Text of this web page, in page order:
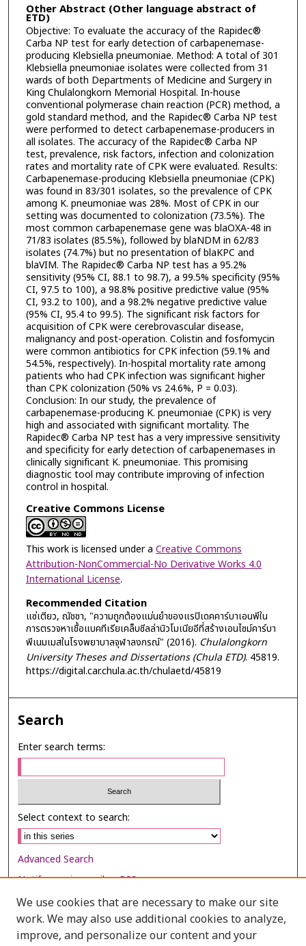
Other Abstract (Other language abstract of
ETD)
Objective: To evaluate the accuracy of the Rapidec®
Carba NP test for early detection of carbapenemase-
producing Klebsiella pneumoniae. Method: A total of 301
Klebsiella pneumoniae isolates were collected from 31
wards of both Departments of Medicine and Surgery in
King Chulalongkorn Memorial Hospital. In-house
conventional polymerase chain reaction (PCR) method, a
gold standard method, and the Rapidec® Carba NP test
were performed to detect carbapenemase-producers in
all isolates. The accuracy of the Rapidec® Carba NP
test, prevalence, risk factors, infection and colonization
rates and mortality rate of CPK were evaluated. Results:
Carbapenemase-producing Klebsiella pneumoniae (CPK)
was found in 83/301 isolates, so the prevalence of CPK
among K. pneumoniae was 28%. Most of CPK in our
setting was documented to colonization (73.5%). The
most common carbapenemase gene was blaOXA-48 in
71/83 isolates (85.5%), followed by blaNDM in 62/83
isolates (74.7%) but no presentation of blaKPC and
blaVIM. The Rapidec® Carba NP test has a 95.2%
sensitivity (95% CI, 88.1 to 98.7), a 99.5% specificity (95%
CI, 97.5 to 100), a 98.8% positive predictive value (95%
CI, 93.2 to 100), and a 98.2% negative predictive value
(95% CI, 95.4 to 99.5). The significant risk factors for
acquisition of CPK were cerebrovascular disease,
malignancy and post-operation. Colistin and fosfomycin
were common antibiotics for CPK infection (59.1% and
54.5%, respectively). In-hospital mortality rate among
patients who had CPK infection was significant higher
than CPK colonization (50% vs 24.6%, P = 0.03).
Conclusion: In our study, the prevalence of
carbapenemase-producing K. pneumoniae (CPK) is very
high and associated with significant mortality. The
Rapidec® Carba NP test has a very impressive sensitivity
and specificity for early detection of carbapenemases in
clinically significant K. pneumoniae. This promising
diagnostic tool may contribute improving of infection
control in hospital.
Creative Commons License
This work is licensed under a Creative Commons
Attribution-NonCommercial-No Derivative Works 4.0
International License.
Recommended Citation
แซ่เตียว, ณัชชา, "ความถูกต้องแม่นยำของแรปิเดคคาร์บาเอนพีใน
การตรวจหาเชื้อแบคทีเรียเคล็บซีลล่านิวโมเนียอีที่สร้างเอนไซม์คาร์บา
พีเนมเมสในโรงพยาบาลจุฬาลงกรณ์" (2016). Chulalongkorn
University Theses and Dissertations (Chula ETD). 45819.
https://digital.car.chula.ac.th/chulaetd/45819
Search
Enter search terms:
Select context to search:
Advanced Search
Notify me via email orRSS
Browse
Collections
We use cookies that are necessary to make our site
work. We may also use additional cookies to analyze,
improve, and personalize our content and your